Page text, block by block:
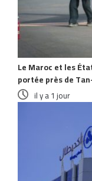
Le Maroc et les
portée près de
il y a 1 jour